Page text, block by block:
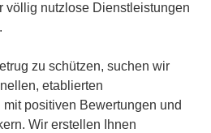
völlig nutzlose Dienstleistungen
zu schützen, suchen wir
etablierten
positiven Bewertungen und
Wir erstellen Ihnen